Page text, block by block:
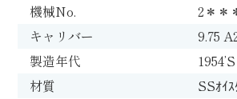
機械No.
2＊＊
キャリバー
9.75
製造年代
1954’S
材質
SSｵｲ